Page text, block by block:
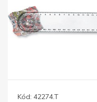
Kód: 42274.T